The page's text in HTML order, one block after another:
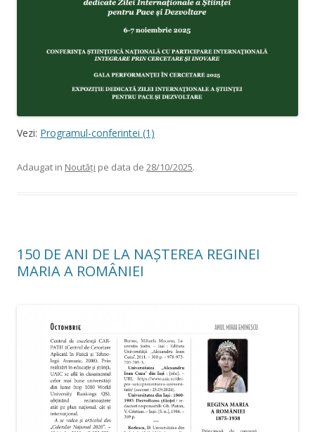
Vezi: Programul-conferintei (1)
Adaugat in Noutăți pe data de 28/10/2025.
150 DE ANI DE LA NAȘTEREA REGINEI
MARIA A ROMÂNIEI